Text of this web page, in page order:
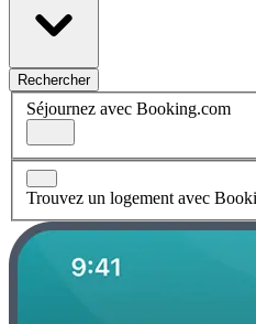
Rechercher
Séjournez avec Booking.com
Trouvez un logement avec